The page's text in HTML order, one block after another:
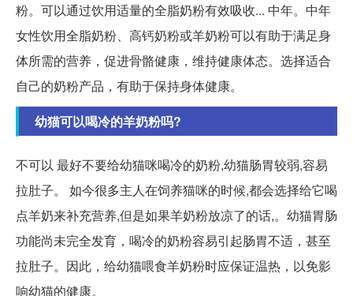
粉。可以通过饮用适量的全脂奶粉有效吸收... 中年。中年
女性饮用全脂奶粉、高钙奶粉或羊奶粉可以有助于满足身
体所需的营养，促进骨骼健康，维持健康体态。选择适合
自己的奶粉产品，有助于保持身体健康。
幼猫可以喝冷的羊奶粉吗?
不可以 最好不要给幼猫咪喝冷的奶粉,幼猫肠胃较弱,容易
拉肚子。 如今很多主人在饲养猫咪的时候,都会选择给它喝
点羊奶来补充营养,但是如果羊奶粉放凉了的话,。幼猫胃肠
功能尚未完全发育，喝冷的奶粉容易引起肠胃不适，甚至
拉肚子。因此，给幼猫喂食羊奶粉时应保证温热，以免影
响幼猫的健康。